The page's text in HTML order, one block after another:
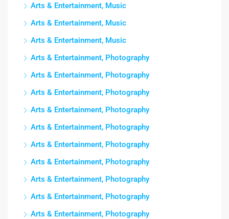
Arts & Entertainment, Music
Arts & Entertainment, Music
Arts & Entertainment, Music
Arts & Entertainment, Photography
Arts & Entertainment, Photography
Arts & Entertainment, Photography
Arts & Entertainment, Photography
Arts & Entertainment, Photography
Arts & Entertainment, Photography
Arts & Entertainment, Photography
Arts & Entertainment, Photography
Arts & Entertainment, Photography
Arts & Entertainment, Photography